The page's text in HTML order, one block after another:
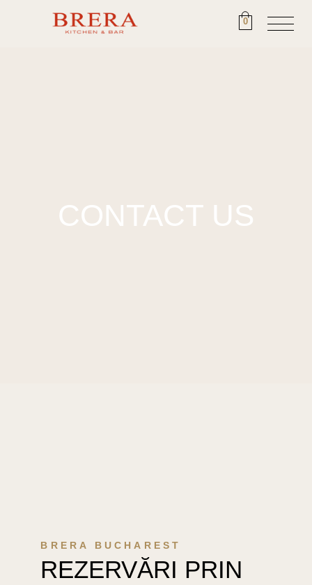
0
CONTACT US
BRERA BUCHAREST
REZERVĂRI PRIN